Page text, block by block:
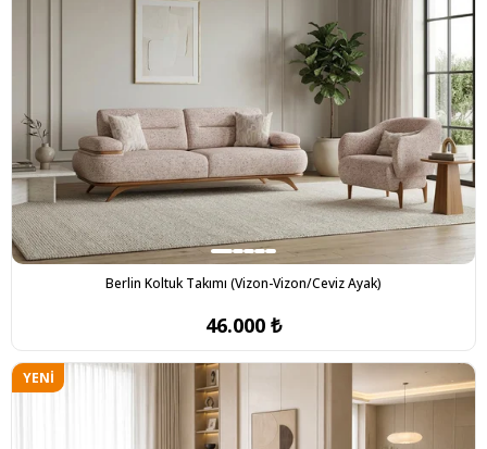
Berlin Koltuk Takımı (Vizon-Vizon/Ceviz Ayak)
46.000 ₺
YENI